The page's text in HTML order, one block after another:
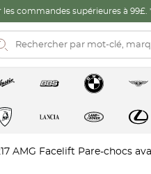
les commandes supérieures à 99£.
AMG Facelift Pare-chocs